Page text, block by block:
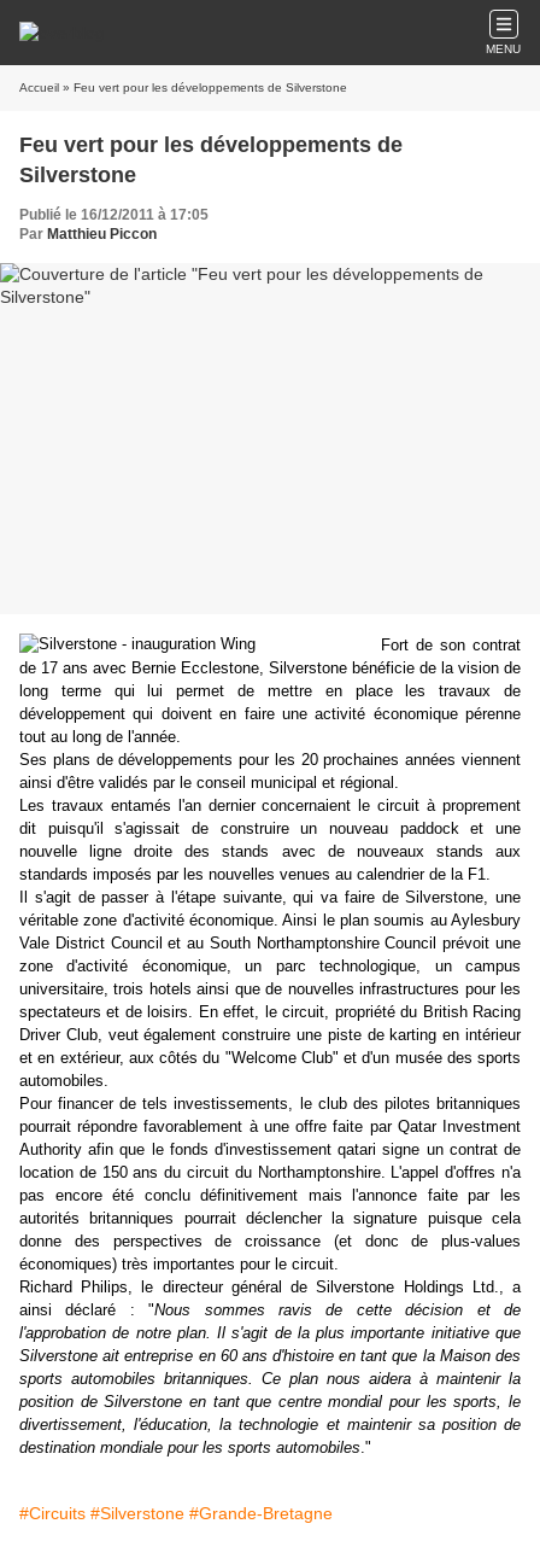
MENU
Accueil » Feu vert pour les développements de Silverstone
Feu vert pour les développements de
Silverstone
Publié le 16/12/2011 à 17:05
Par Matthieu Piccon
Fort de son contrat
de 17 ans avec Bernie Ecclestone, Silverstone bénéficie de la vision de
long terme qui lui permet de mettre en place les travaux de
développement qui doivent en faire une activité économique pérenne
tout au long de l'année.
Ses plans de développements pour les 20 prochaines années viennent
ainsi d'être validés par le conseil municipal et régional.
Les travaux entamés l'an dernier concernaient le circuit à proprement
dit puisqu'il s'agissait de construire un nouveau paddock et une
nouvelle ligne droite des stands avec de nouveaux stands aux
standards imposés par les nouvelles venues au calendrier de la F1.
Il s'agit de passer à l'étape suivante, qui va faire de Silverstone, une
véritable zone d'activité économique. Ainsi le plan soumis au Aylesbury
Vale District Council et au South Northamptonshire Council prévoit une
zone d'activité économique, un parc technologique, un campus
universitaire, trois hotels ainsi que de nouvelles infrastructures pour les
spectateurs et de loisirs. En effet, le circuit, propriété du British Racing
Driver Club, veut également construire une piste de karting en intérieur
et en extérieur, aux côtés du "Welcome Club" et d'un musée des sports
automobiles.
Pour financer de tels investissements, le club des pilotes britanniques
pourrait répondre favorablement à une offre faite par Qatar Investment
Authority afin que le fonds d'investissement qatari signe un contrat de
location de 150 ans du circuit du Northamptonshire. L'appel d'offres n'a
pas encore été conclu définitivement mais l'annonce faite par les
autorités britanniques pourrait déclencher la signature puisque cela
donne des perspectives de croissance (et donc de plus-values
économiques) très importantes pour le circuit.
Richard Philips, le directeur général de Silverstone Holdings Ltd., a
ainsi déclaré : "Nous sommes ravis de cette décision et de
l'approbation de notre plan. Il s'agit de la plus importante initiative que
Silverstone ait entreprise en 60 ans d'histoire en tant que la Maison des
sports automobiles britanniques. Ce plan nous aidera à maintenir la
position de Silverstone en tant que centre mondial pour les sports, le
divertissement, l'éducation, la technologie et maintenir sa position de
destination mondiale pour les sports automobiles."
#Circuits #Silverstone #Grande-Bretagne